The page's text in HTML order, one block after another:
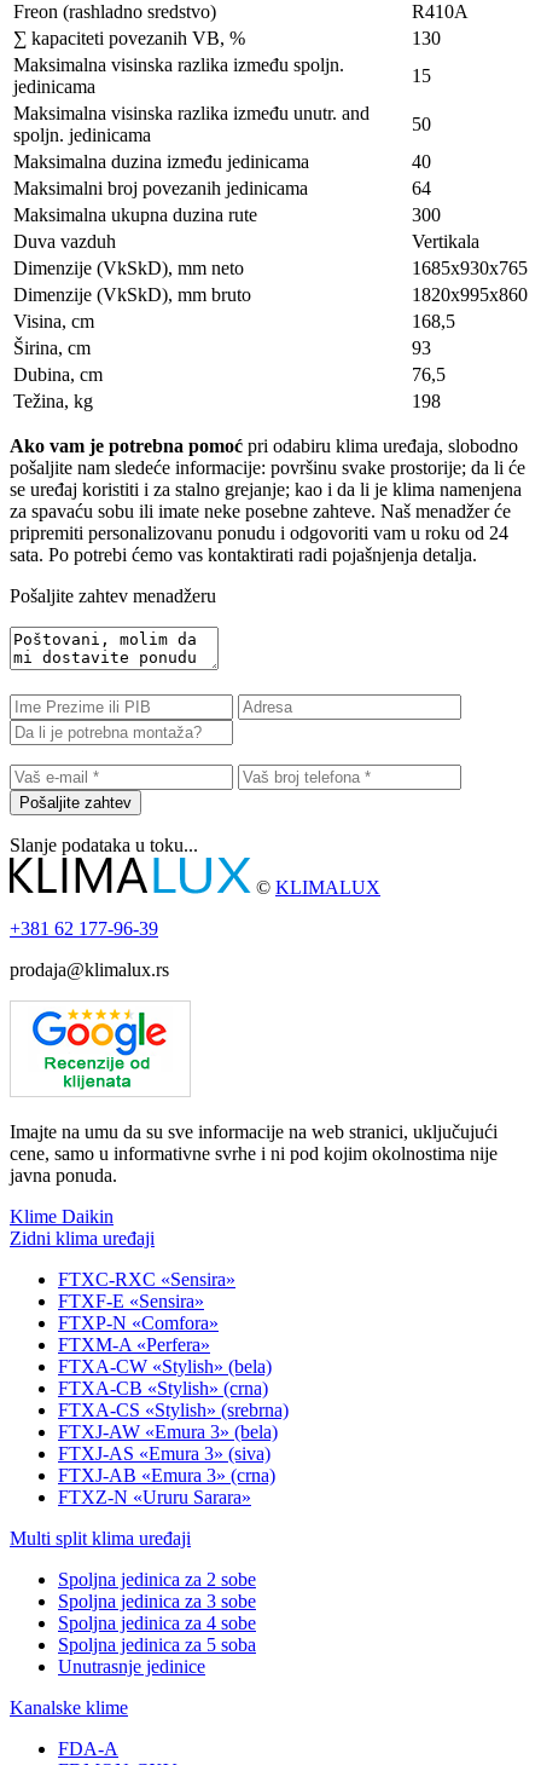
Freon (rashladno sredstvo)
R410A
∑ kapaciteti povezanih VB, %
130
Maksimalna visinska razlika između spoljn.
jedinicama
15
Maksimalna visinska razlika između unutr. and
spoljn. jedinicama
50
Maksimalna duzina između jedinicama
40
Maksimalni broj povezanih jedinicama
64
Maksimalna ukupna duzina rute
300
Duva vazduh
Vertikala
Dimenzije (VkSkD), mm neto
1685x930x765
Dimenzije (VkSkD), mm bruto
1820x995x860
Visina, сm
168,5
Širina, сm
93
Dubina, сm
76,5
Težina, kg
198
Ako vam je potrebna pomoć pri odabiru klima uređaja, slobodno
pošaljite nam sledeće informacije: površinu svake prostorije; da li će
se uređaj koristiti i za stalno grejanje; kao i da li je klima namenjena
za spavaću sobu ili imate neke posebne zahteve. Naš menadžer će
pripremiti personalizovanu ponudu i odgovoriti vam u roku od 24
sata. Po potrebi ćemo vas kontaktirati radi pojašnjenja detalja.
Pošaljite zahtev menadžeru
Pošaljite zahtev
Slanje podataka u toku...
© KLIMALUX
+381 62 177-96-39
prodaja@klimalux.rs
Imajte na umu da su sve informacije na web stranici, uključujući
cene, samo u informativne svrhe i ni pod kojim okolnostima nije
javna ponuda.
Klime Daikin
Zidni klima uređaji
FTXC-RXC «Sensira»
FTXF-E «Sensira»
FTXP-N «Comfora»
FTXM-A «Perfera»
FTXA-CW «Stylish» (bela)
FTXA-CB «Stylish» (crna)
FTXA-CS «Stylish» (srebrna)
FTXJ-AW «Emura 3» (bela)
FTXJ-AS «Emura 3» (siva)
FTXJ-AB «Emura 3» (crna)
FTXZ-N «Ururu Sarara»
Multi split klima uređaji
Spoljna jedinica za 2 sobe
Spoljna jedinica za 3 sobe
Spoljna jedinica za 4 sobe
Spoljna jedinica za 5 soba
Unutrasnje jedinice
Kanalske klime
FDA-A